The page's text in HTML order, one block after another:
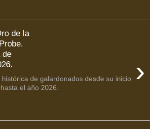
de la
de
›
histórica de galardonados desde su inicio
el año 2026.